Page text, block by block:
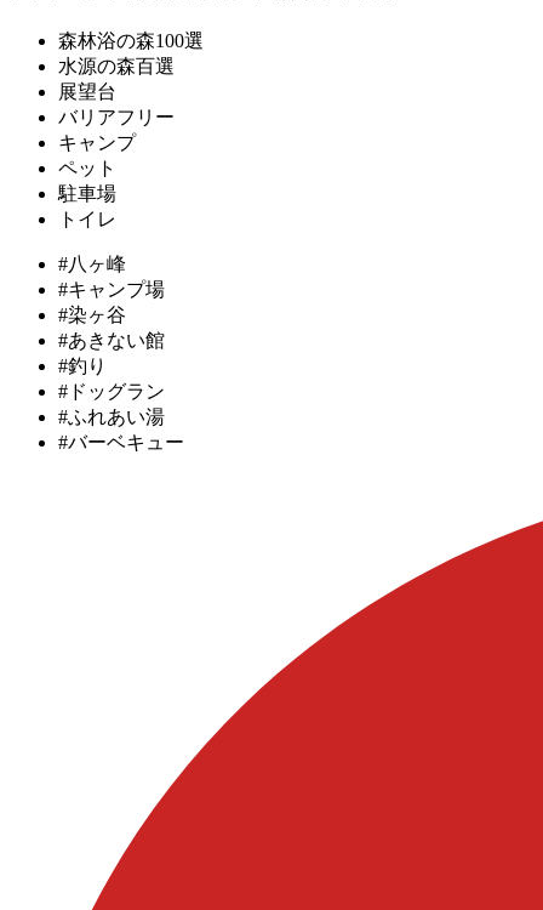
森林浴の森100選
水源の森百選
展望台
バリアフリー
キャンプ
ペット
駐車場
トイレ
#八ヶ峰
#キャンプ場
#染ヶ谷
#あきない館
#釣り
#ドッグラン
#ふれあい湯
#バーベキュー